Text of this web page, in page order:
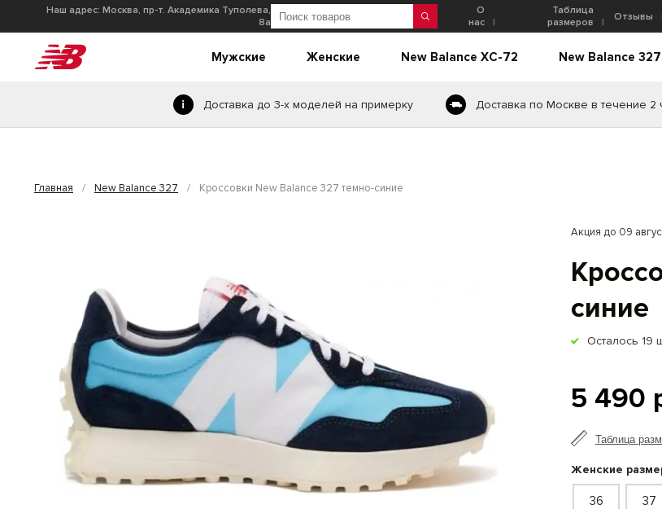
Наш адрес: Москва, пр-т. Академика Туполева,
8а
О
нас
Таблица
размеров
Отзывы
Мужские Женские New Balance XC-72 New Balance 327
Доставка до 3-х моделей на примерку Доставка по Москве в течение 2
Главная / New Balance 327 / Кроссовки New Balance 327 темно-синие
Акция до 09
синие
Осталось 19
5 490
Таблица
Женские
36 37